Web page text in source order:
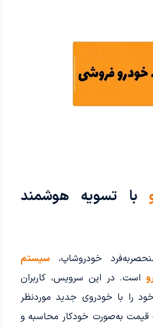
با تسویه هوشمند
خودروشاپ،سیستم
است. در این سرویس، کاربران
را با خودروی جدید موردنظر
قیمت به‌صورت خودکار محاسبه و